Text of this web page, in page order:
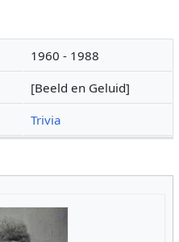
1960 - 1988
[Beeld en Geluid]
Trivia